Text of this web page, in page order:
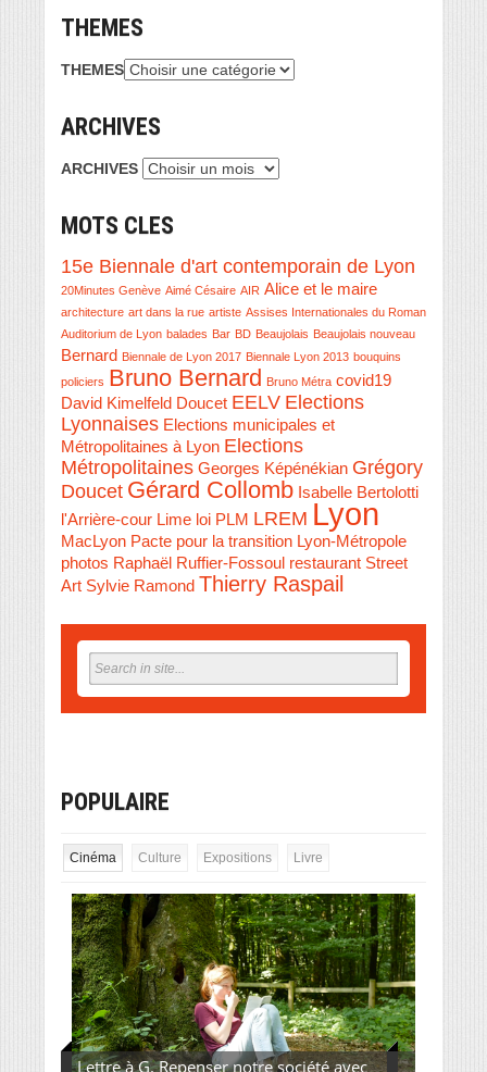
THEMES
THEMES
ARCHIVES
ARCHIVES
MOTS CLES
15e Biennale d'art contemporain de Lyon
20Minutes Genève Aimé Césaire AIR Alice et le maire
architecture art dans la rue artiste Assises Internationales du Roman
Auditorium de Lyon balades Bar BD Beaujolais Beaujolais nouveau
Bernard Biennale de Lyon 2017 Biennale Lyon 2013 bouquins
policiers Bruno Bernard Bruno Métra covid19
David Kimelfeld Doucet EELV Elections
Lyonnaises Elections municipales et
Métropolitaines à Lyon Elections
Métropolitaines Georges Képénékian Grégory
Doucet Gérard Collomb Isabelle Bertolotti
l'Arrière-cour Lime loi PLM LREM Lyon
MacLyon Pacte pour la transition Lyon-Métropole
photos Raphaël Ruffier-Fossoul restaurant Street
Art Sylvie Ramond Thierry Raspail
POPULAIRE
Cinéma Culture Expositions Livre
Lettre à G. Repenser notre société avec